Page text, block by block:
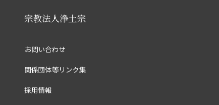
宗教法人浄土宗
お問い合わせ
関係団体等リンク集
採用情報